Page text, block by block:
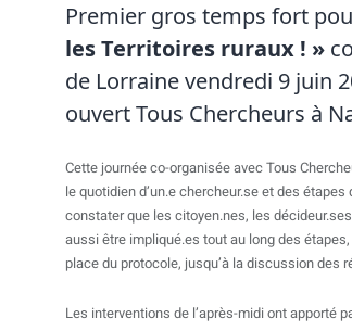
Premier gros temps fort
les Territoires ruraux ! »
de Lorraine vendredi 9 juin
ouvert Tous Chercheurs à
Cette journée co-organisée avec Tous
le quotidien d’un.e chercheur.se et des
constater que les citoyen.nes, les
aussi être impliqué.es tout au long des
place du protocole, jusqu’à la discussion des
Les interventions de l’après-midi ont apporté